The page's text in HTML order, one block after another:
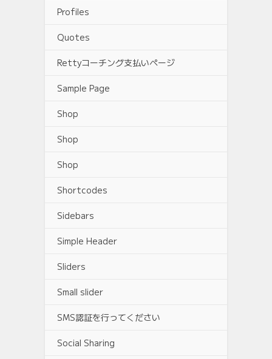
Profiles
Quotes
Rettyコーチング支払いページ
Sample Page
Shop
Shop
Shop
Shortcodes
Sidebars
Simple Header
Sliders
Small slider
SMS認証を行ってください
Social Sharing